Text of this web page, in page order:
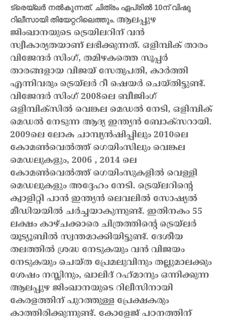
ട്രെയ്‌ലർ നൽകുന്നത്. ചിത്രം ഏപ്രിൽ 10ന് വിഷു
റിലീസായി തിയേറ്ററിലെത്തും. ആലപ്പുഴ
ജിംഖാനയുടെ ട്രെയിലറിന് വൻ
സ്വീകാര്യതയാണ് ലഭിക്കുന്നത്. ഒളിമ്പിക് താരം
വിജേന്ദർ സിംഗ്, തമിഴകത്തെ സൂപ്പർ
താരങ്ങളായ വിജയ് സേതുപതി, കാർത്തി
എന്നിവരും ട്രെയ്‌ലർ റീ ഷെയർ ചെയ്തിട്ടുണ്ട്.
വിജേന്ദർ സിംഗ് 2008ലെ ബീജിംഗ്
ഒളിമ്പിക്സിൽ വെങ്കല മെഡൽ നേടി, ഒളിമ്പിക്
മെഡൽ നേടുന്ന ആദ്യ ഇന്ത്യൻ ബോക്സറായി.
2009ലെ ലോക ചാമ്പ്യൻഷിപ്പിലും 2010ലെ
കോമൺ‌വെൽത്ത് ഗെയിംസിലും വെങ്കല
മെഡലുകളും, 2006 , 2014 ലെ
കോമൺ‌വെൽത്ത് ഗെയിംസുകളിൽ വെള്ളി
മെഡലുകളും അദ്ദേഹം നേടി. ട്രെയ്‌ലറിന്റെ
ക്വാളിറ്റി പാൻ ഇന്ത്യൻ ലെവലിൽ സോഷ്യൽ
മീഡിയയിൽ ചർച്ചയാകുന്നുണ്ട്. ഇതിനകം 55
ലക്ഷം കാഴ്ചക്കാരെ ചിത്രത്തിന്റെ ട്രെയ്ലർ
യൂട്യൂബിൽ സ്വന്തമാക്കിയിട്ടുണ്ട്. ദേശീയ
തലത്തിൽ ശ്രദ്ധ നേടുകയും വൻ വിജയം
നേടുകയും ചെയ്ത പ്രേമലുവിനും തല്ലുമാലക്കും
ശേഷം നസ്ലിനും, ഖാലിദ് റഹ്‌മാനും ഒന്നിക്കുന്ന
ആലപ്പുഴ ജിംഖാനയുടെ റിലീസിനായി
കേരളത്തിന് പുറത്തുള്ള പ്രേക്ഷകരും
കാത്തിരിക്കുന്നുണ്ട്. കോളേജ് പഠനത്തിന്